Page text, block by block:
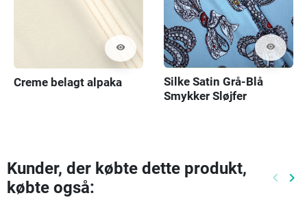
visibility
Creme belagt alpaka
visibility
Silke Satin Grå-Blå
Smykker Sløjfer
Kunder, der købte dette produkt,
købte også:
keyboard_arrow_left keyboard_arrow_right